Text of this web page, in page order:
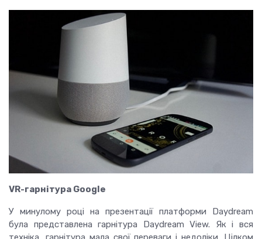
VR-гарнітура Google
У минулому році на презентації платформи Daydream
була представлена ​​гарнітура Daydream View. Як і вся